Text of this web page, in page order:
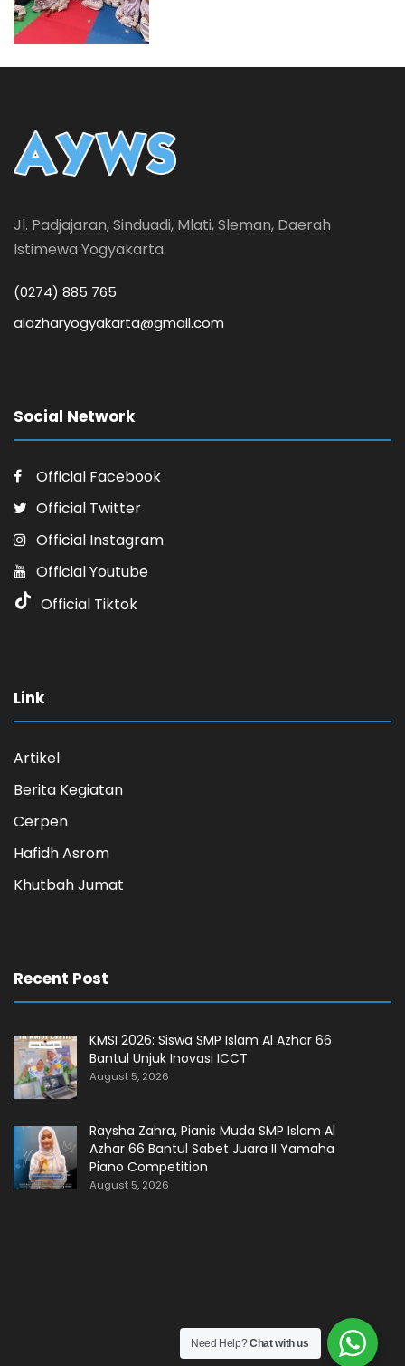
Jl. Padjajaran, Sinduadi, Mlati, Sleman, Daerah
Istimewa Yogyakarta.
(0274) 885 765
alazharyogyakarta@gmail.com
Social Network
Official Facebook
Official Twitter
Official Instagram
Official Youtube
Official Tiktok
Link
Artikel
Berita Kegiatan
Cerpen
Hafidh Asrom
Khutbah Jumat
Recent Post
KMSI 2026: Siswa SMP Islam Al Azhar 66
Bantul Unjuk Inovasi ICCT
August 5, 2026
Raysha Zahra, Pianis Muda SMP Islam Al
Azhar 66 Bantul Sabet Juara II Yamaha
Piano Competition
August 5, 2026
Need Help?Chat with us